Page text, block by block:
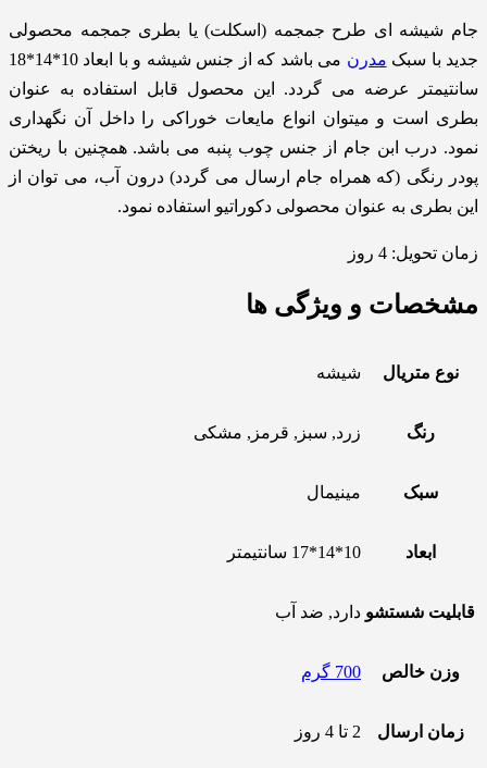
جام شیشه ای طرح جمجمه (اسکلت) یا بطری جمجمه محصولی
جدید با سبک مدرن
می باشد که از جنس شیشه و با ابعاد 10*14*18
سانتیمتر عرضه می گردد. این محصول قابل استفاده به عنوان
بطری است و میتوان انواع مایعات خوراکی را داخل آن نگهداری
نمود. درب ابن جام از جنس چوب پنبه می باشد. همچنین با ریختن
پودر رنگی (که همراه جام ارسال می گردد) درون آب، می توان از
این بطری به عنوان محصولی دکوراتیو استفاده نمود.
زمان تحویل: 4 روز
مشخصات و ویژگی ها
نوع متریال شیشه
رنگ زرد, سبز, قرمز, مشکی
سبک مینیمال
ابعاد 10*14*17 سانتیمتر
قابلیت شستشو دارد, ضد آب
وزن خالص 700 گرم
زمان ارسال 2 تا 4 روز